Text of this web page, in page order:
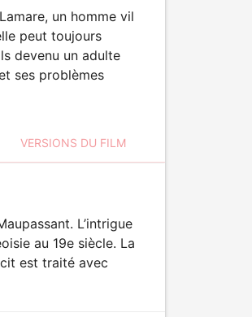
un homme vil
peut toujours
devenu un adulte
ses problèmes
VERSIONS DU FILM
L’intrigue
au 19e siècle. La
est traité avec